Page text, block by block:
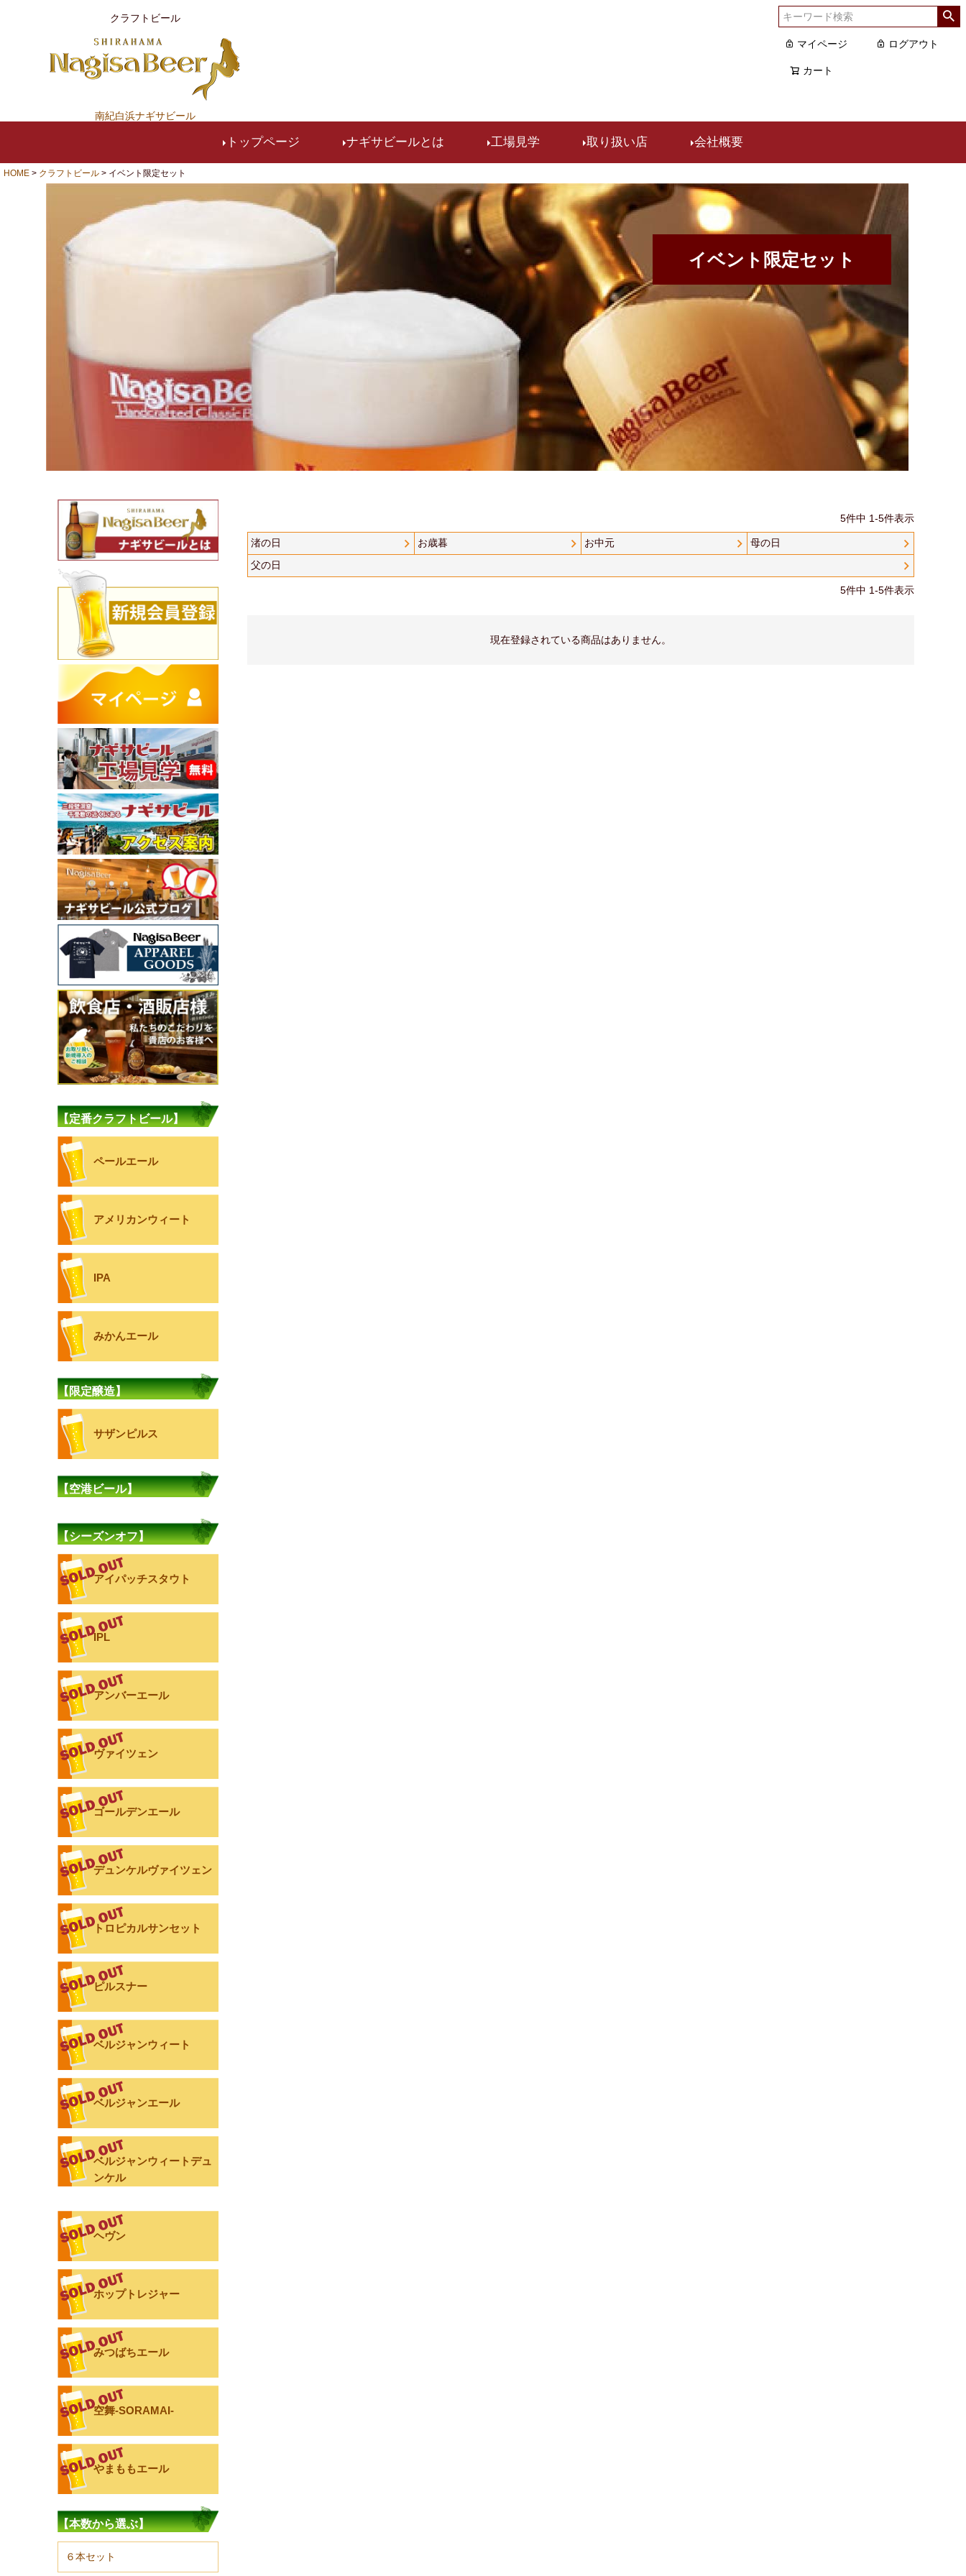
クラフトビール
南紀白浜ナギサビール
マイページ ログアウト
カート
トップページ ナギサビールとは 工場見学 取り扱い店 会社概要
HOME クラフトビール イベント限定セット
イベント限定セット
【定番クラフトビール】
ペールエール
アメリカンウィート
IPA
みかんエール
【限定醸造】
サザンピルス
【空港ビール】
【シーズンオフ】
アイパッチスタウト
IPL
アンバーエール
ヴァイツェン
ゴールデンエール
デュンケルヴァイツェン
トロピカルサンセット
ピルスナー
ベルジャンウィート
ベルジャンエール
ベルジャンウィートデュ
ンケル
ヘヴン
ホップトレジャー
みつばちエール
空舞-SORAMAI-
やまももエール
【本数から選ぶ】
６本セット
5件中 1-5件表示
渚の日 お歳暮 お中元
母の日
父の日
5件中 1-5件表示
現在登録されている商品はありません。